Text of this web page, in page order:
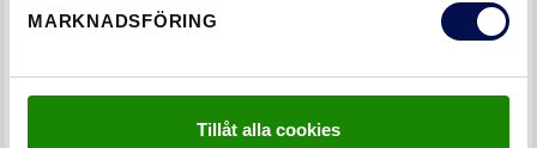
MARKNADSFÖRING
Tillåt alla cookies
OM DÖRRKARMAR
KATEGORIER